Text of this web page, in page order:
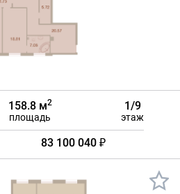
158.8 м2
площадь
1/9
этаж
83 100 040 ₽